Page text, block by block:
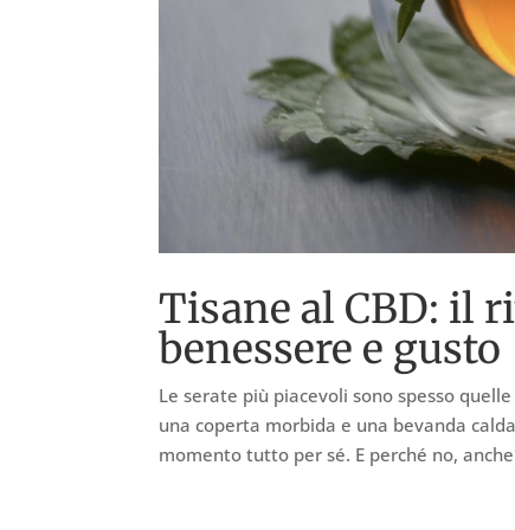
Tisane al CBD: il
benessere e gusto
Le serate più piacevoli sono spesso
una coperta morbida e una bevanda
momento tutto per sé. E perché no,